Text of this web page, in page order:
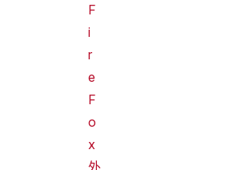
F
i
r
e
F
o
x
外